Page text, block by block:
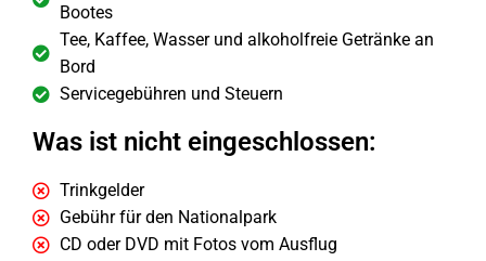
Bootes
Tee, Kaffee, Wasser und alkoholfreie Getränke an
Bord
Servicegebühren und Steuern
Was ist nicht eingeschlossen:
Trinkgelder
Gebühr für den Nationalpark
CD oder DVD mit Fotos vom Ausflug